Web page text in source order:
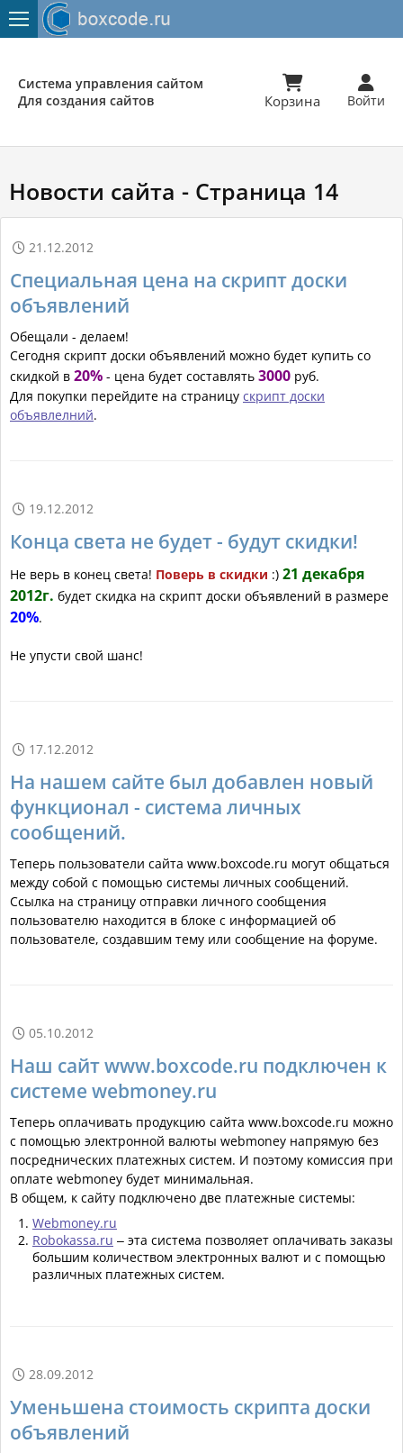
Система управления сайтом
Для создания сайтов

Корзина

Войти
Новости сайта - Страница 14
 21.12.2012
Специальная цена на скрипт доски
объявлений
Обещали - делаем!
Сегодня скрипт доски объявлений можно будет купить со
скидкой в 20% - цена будет составлять 3000 руб.
Для покупки перейдите на страницу скрипт доски
объявлелний.
 19.12.2012
Конца света не будет - будут скидки!
Не верь в конец света! Поверь в скидки :) 21 декабря
2012г. будет скидка на скрипт доски объявлений в размере
20%.
Не упусти свой шанс!
 17.12.2012
На нашем сайте был добавлен новый
функционал - система личных
сообщений.
Теперь пользователи сайта www.boxcode.ru могут общаться
между собой с помощью системы личных сообщений.
Ссылка на страницу отправки личного сообщения
пользователю находится в блоке с информацией об
пользователе, создавшим тему или сообщение на форуме.
 05.10.2012
Наш сайт www.boxcode.ru подключен к
системе webmoney.ru
Теперь оплачивать продукцию сайта www.boxcode.ru можно
с помощью электронной валюты webmoney напрямую без
посреднических платежных систем. И поэтому комиссия при
оплате webmoney будет минимальная.
В общем, к сайту подключено две платежные системы:
Webmoney.ru
Robokassa.ru – эта система позволяет оплачивать заказы
большим количеством электронных валют и с помощью
различных платежных систем.
 28.09.2012
Уменьшена стоимость скрипта доски
объявлений